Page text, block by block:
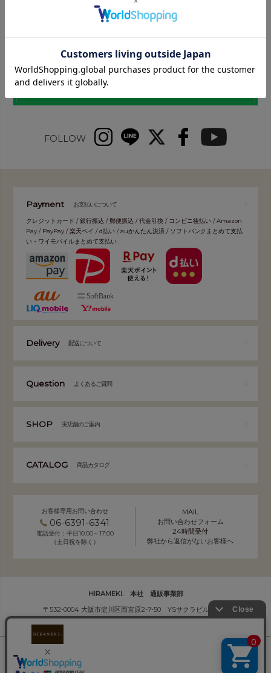
INFORMATION
FOLLOW
Payment お支払いについて
クレジットカード / 銀行振込 / 郵便振込 / 代金引換 / コンビニ後払い / Amazon
Pay / PayPay / 楽天ペイ / d払い / auかんたん決済 / ソフトバンクまとめて支払
い・ワイモバイルまとめて支払い
Delivery 配送について
Question よくあるご質問
SHOP 実店舗のご案内
CATALOG 商品カタログ
お客様専用お問い合わせ
06-6391-6341
電話受付：平日10:00～17:00
（土日祝を除く）
MAIL
お問い合わせフォーム
24時間受付
弊社から返信がないお客様へ
HIRAMEKI. 本社 通販事業部
〒532-0004 大阪市淀川区西宮原2-7-50 YSサクラビル B1F
株式会社サクラ衣料 HIRAMEKI.事業部
Copyright (C) HIRAMEKI. All Rights Reserved.